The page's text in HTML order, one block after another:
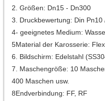
2. Größen: Dn15 - Dn300
3. Druckbewertung: Din Pn10
4- geeignetes Medium:
5Material der Karosserie:
6. Bildschirm: Edelstahl
7. Maschengröße: 10
400 Maschen usw.
8Endverbindung: FF, RF